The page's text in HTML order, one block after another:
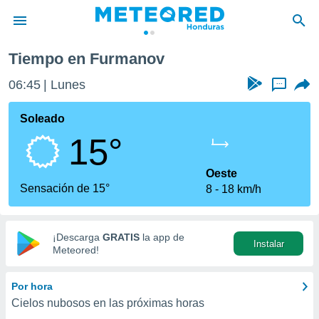
de
ha sido
calidad.
a este
las
y
digital
basada
Tiempo en Furmanov
06:45 Lunes ...
Soleado
15°
Sensación de 15°
Oeste
8
18 km/h
¡Descarga GRATIS la app de
Meteored!
Instalar
Por hora
Cielos nubosos en las próximas horas